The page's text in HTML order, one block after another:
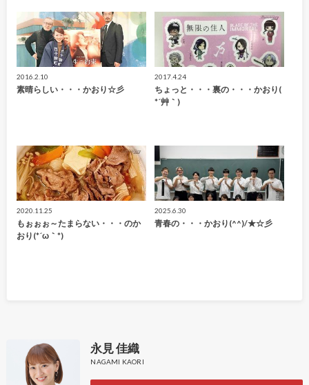
2016.2.10
素晴らしい・・・かおり☆彡
2017.4.24
ちょっと・・・裏の・・・かおり(
*´艸｀)
2020.11.25
もぉぉぉ～たまらない・・・のか
おり(*´ω｀*)
2025.6.30
青春の・・・かおり(^^)/★☆彡
永見 佳織
NAGAMI KAORI